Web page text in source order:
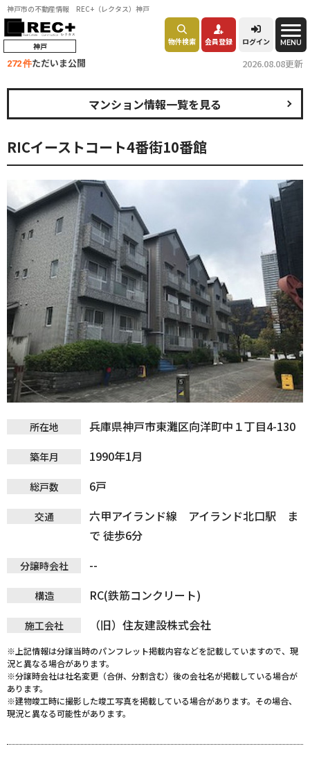
神戸市の不動産情報 REC+（レクタス）神戸
神戸 物件検索 会員登録 ログイン MENU
272 件ただいま公開 2026.08.08更新
RICイーストコート4番街10番館
マンション情報一覧を見る
所在地 兵庫県神戸市東灘区向洋町中１丁目4-130
築年月 1990年1月
総戸数 6戸
交通
六甲アイランド線 アイランド北口駅 ま
で 徒歩6分
分譲時会社 --
構造 RC(鉄筋コンクリート)
施工会社 （旧）住友建設株式会社
※上記情報は分譲当時のパンフレット掲載内容などを記載していますので、現
況と異なる場合があります。
※分譲時会社は社名変更（合併、分割含む）後の会社名が掲載している場合が
あります。
※建物竣工時に撮影した竣工写真を掲載している場合があります。その場合、
現況と異なる可能性があります。